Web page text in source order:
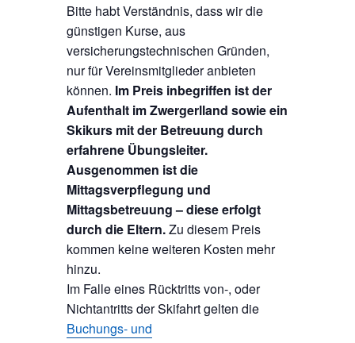
Bitte habt Verständnis, dass wir die
günstigen Kurse, aus
versicherungstechnischen Gründen,
nur für Vereinsmitglieder anbieten
können. Im Preis inbegriffen ist der
Aufenthalt im Zwergerlland sowie ein
Skikurs mit der Betreuung durch
erfahrene Übungsleiter.
Ausgenommen ist die
Mittagsverpflegung und
Mittagsbetreuung – diese erfolgt
durch die Eltern.Zu diesem Preis
kommen keine weiteren Kosten mehr
hinzu.
Im Falle eines Rücktritts von-, oder
Nichtantritts der Skifahrt gelten die
Buchungs- und